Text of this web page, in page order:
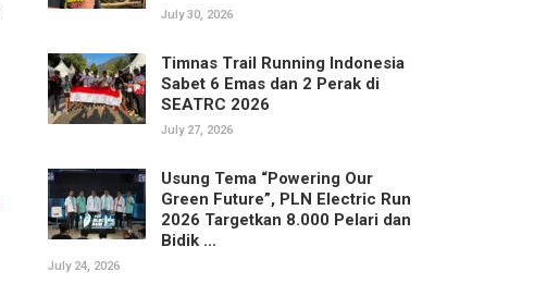
July 30, 2026
Timnas Trail Running Indonesia
Sabet 6 Emas dan 2 Perak di
SEATRC 2026
July 27, 2026
Usung Tema “Powering Our
Green Future”, PLN Electric Run
2026 Targetkan 8.000 Pelari dan
Bidik ...
July 24, 2026